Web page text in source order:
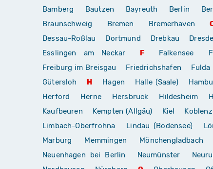
Bamberg
Bautzen Bayreuth Berlin
Braunschweig
Bremen Bremerhaven
Dessau-Roßlau
Dortmund Drebkau
Esslingen am Neckar
F Falkensee
Freiburg im Breisgau
Friedrichshafen Fulda
Gütersloh
H Hagen Halle (Saale)
Herford
Herne Hersbruck Hildesheim
Kaufbeuren
Kempten (Allgäu) Kiel Koblenz
Limbach-Oberfrohna
Lindau (Bodensee)
Marburg
Memmingen Mönchengladbach
Neuenhagen bei Berlin
Neumünster